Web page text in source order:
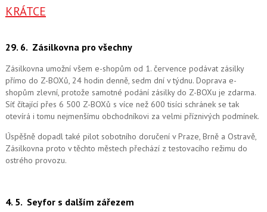
KRÁTCE
29. 6. Zásilkovna pro všechny
Zásilkovna umožní všem e-shopům od 1. července podávat zásilky
přímo do Z-BOXů, 24 hodin denně, sedm dní v týdnu. Doprava e-
shopům zlevní, protože samotné podání zásilky do Z-BOXu je zdarma.
Síť čítající přes 6 500 Z-BOXů s více než 600 tisíci schránek se tak
otevírá i tomu nejmenšímu obchodníkovi za velmi příznivých podmínek.
Úspěšně dopadl také pilot sobotního doručení v Praze, Brně a Ostravě,
Zásilkovna proto v těchto městech přechází z testovacího režimu do
ostrého provozu.
4. 5. Seyfor s dalším zářezem